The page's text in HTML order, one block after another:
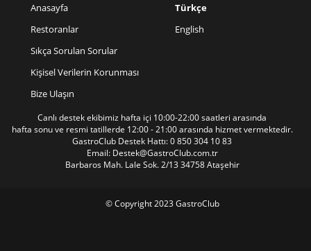
Anasayfa
Restoranlar
Sıkça Sorulan Sorular
Kişisel Verilerin Korunması
Bize Ulaşın
Türkçe
English
Canlı destek ekibimiz hafta içi 10:00-22:00 saatleri arasında
hafta sonu ve resmi tatillerde 12:00 - 21:00 arasında hizmet vermektedir.
GastroClub Destek Hattı:0 850 304 10 83
Email: Destek@GastroClub.com.tr
Barbaros Mah. Lale Sok. 2/13 34758 Ataşehir
© Copyright 2023 GastroClub